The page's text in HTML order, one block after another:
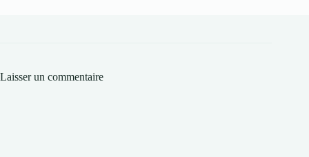
Laisser un commentaire